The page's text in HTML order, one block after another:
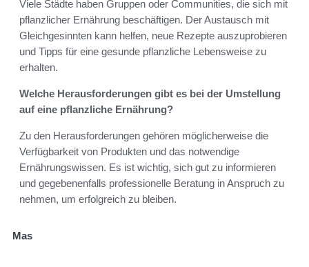
Viele Städte haben Gruppen oder Communities, die sich mit
pflanzlicher Ernährung beschäftigen. Der Austausch mit
Gleichgesinnten kann helfen, neue Rezepte auszuprobieren
und Tipps für eine gesunde pflanzliche Lebensweise zu
erhalten.
Welche Herausforderungen gibt es bei der Umstellung
auf eine pflanzliche Ernährung?
Zu den Herausforderungen gehören möglicherweise die
Verfügbarkeit von Produkten und das notwendige
Ernährungswissen. Es ist wichtig, sich gut zu informieren
und gegebenenfalls professionelle Beratung in Anspruch zu
nehmen, um erfolgreich zu bleiben.
Mas